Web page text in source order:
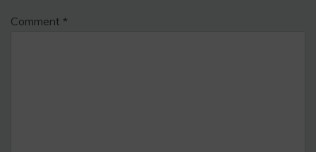
Comment *